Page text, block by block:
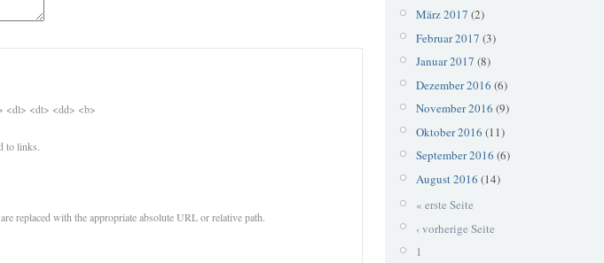
<dl> <dt> <dd> <b>
to links.
replaced with the appropriate absolute URL or relative path.
März 2017 (2)
Februar 2017 (3)
Januar 2017 (8)
Dezember 2016 (6)
November 2016 (9)
Oktober 2016 (11)
September 2016 (6)
August 2016 (14)
« erste Seite
‹ vorherige Seite
1